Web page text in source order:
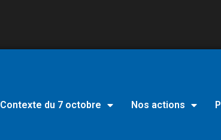
Contexte du 7 octobre Nos actions